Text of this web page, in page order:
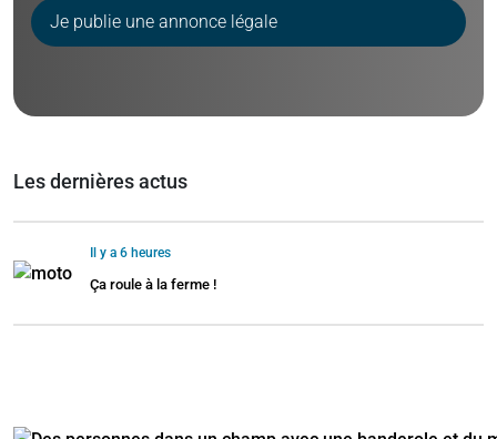
Je publie une annonce légale
Les dernières actus
Il y a 6 heures
Ça roule à la ferme !